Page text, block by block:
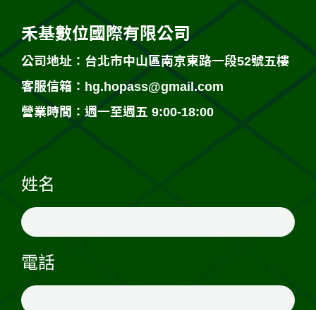
禾基數位國際有限公司
公司地址：台北市中山區南京東路一段52號五樓
客服信箱： hg.hopass@gmail.com
營業時間：週一至週五 9:00-18:00
姓名
電話